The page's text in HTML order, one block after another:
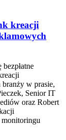
kreacji
w prasie,
Senior IT
oraz Robert